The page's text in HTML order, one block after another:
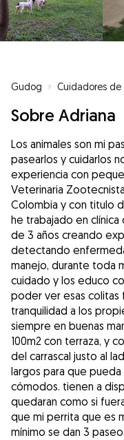
Gudog » Cuidadores de
Sobre Adriana
Los animales son mi
pasearlos y cuidarlos
experiencia con
Veterinaria
Colombia y con titulo
he trabajado en
de 3 años creando
detectando
manejo, durante toda
cuidado y los educo
poder ver esas colitas
tranquilidad a los
siempre en buenas
100m2 con terraza, y
del carrascal justo al
largos para que
cómodos. tienen a
quedaran como si
que mi perrita que es
mínimo se dan 3